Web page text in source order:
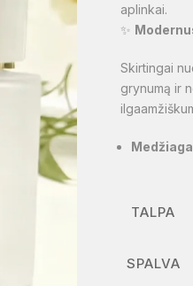
aplinkai.
✨
Skirtingai
grynumą ir
TALPA
SPALVA